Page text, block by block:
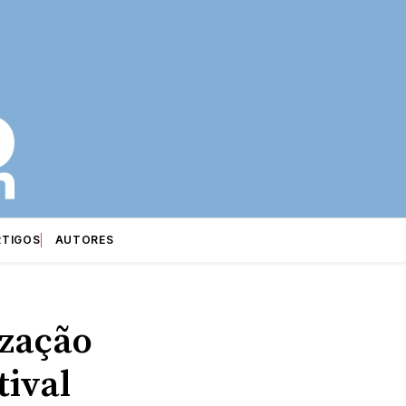
AUTORES